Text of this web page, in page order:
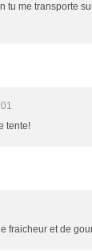
tu me transporte
tente!
fraicheur et de